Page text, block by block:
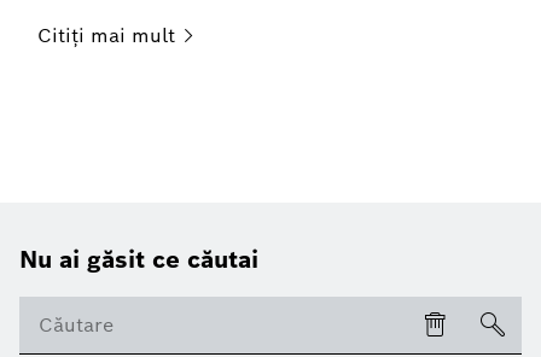
Citiți mai mult
Nu ai găsit ce căutai